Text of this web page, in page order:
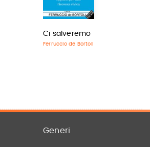
Ci salveremo
Ferruccio de Bortoli
Generi